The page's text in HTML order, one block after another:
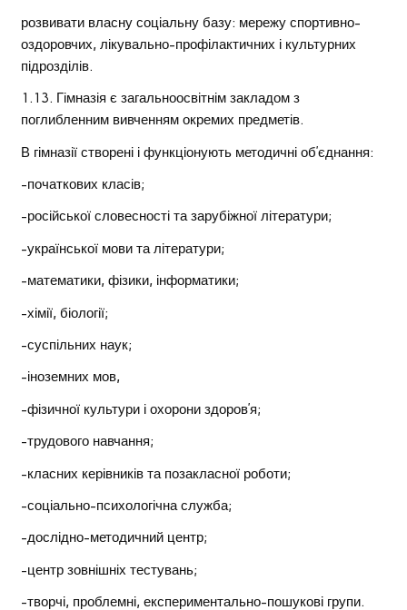
розвивати власну соціальну базу: мережу спортивно-
оздоровчих, лікувально-профілактичних і культурних
підрозділів.
1.13. Гімназія є загальноосвітнім закладом з
поглибленним вивченням окремих предметів.
В гімназії створені і функціонують методичні об’єднання:
-початкових класів;
-російської словесності та зарубіжної літератури;
-української мови та літератури;
-математики, фізики, інформатики;
-хімії, біології;
-суспільних наук;
-іноземних мов,
-фізичної культури і охорони здоров’я;
-трудового навчання;
-класних керівників та позакласної роботи;
-соціально-психологічна служба;
-дослідно-методичний центр;
-центр зовнішніх тестувань;
-творчі, проблемні, експериментально-пошукові групи.